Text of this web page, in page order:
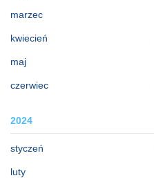
marzec
kwiecień
maj
czerwiec
2024
styczeń
luty